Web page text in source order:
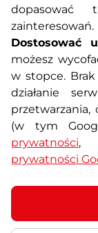
Polityka
Metody
Usługi
Formularz
zainteresowań.
Dostosować
możesz
w stopce.
działanie
przetwarzania,
(w tym
prywatności,
prywatności